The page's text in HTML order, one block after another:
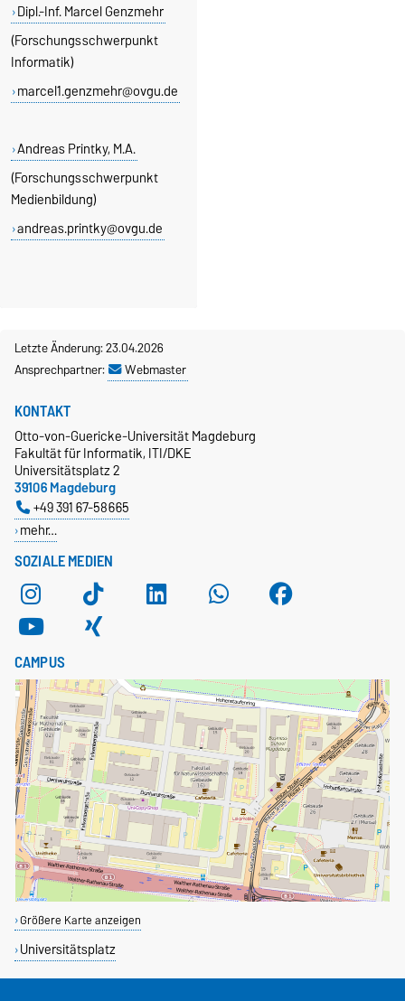
Dipl.-Inf. Marcel Genzmehr
(Forschungsschwerpunkt
Informatik)
marcel1.genzmehr@ovgu.de
Andreas Printky, M.A.
(Forschungsschwerpunkt
Medienbildung)
andreas.printky@ovgu.de
Letzte Änderung: 23.04.2026
Ansprechpartner:
Webmaster
SOZIALE MEDIEN
KONTAKT
Otto-von-Guericke-Universität Magdeburg
Fakultät für Informatik, ITI/DKE
Universitätsplatz 2
39106 Magdeburg
+49 391 67-58665
mehr…
CAMPUS
Größere Karte anzeigen
Universitätsplatz